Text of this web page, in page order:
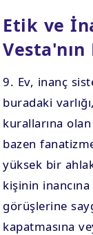
Etik ve
Vesta'nın
9. Ev, inanç
buradaki
kurallarına olan
bazen
yüksek bir
kişinin inancına
görüşlerine
kapatmasına